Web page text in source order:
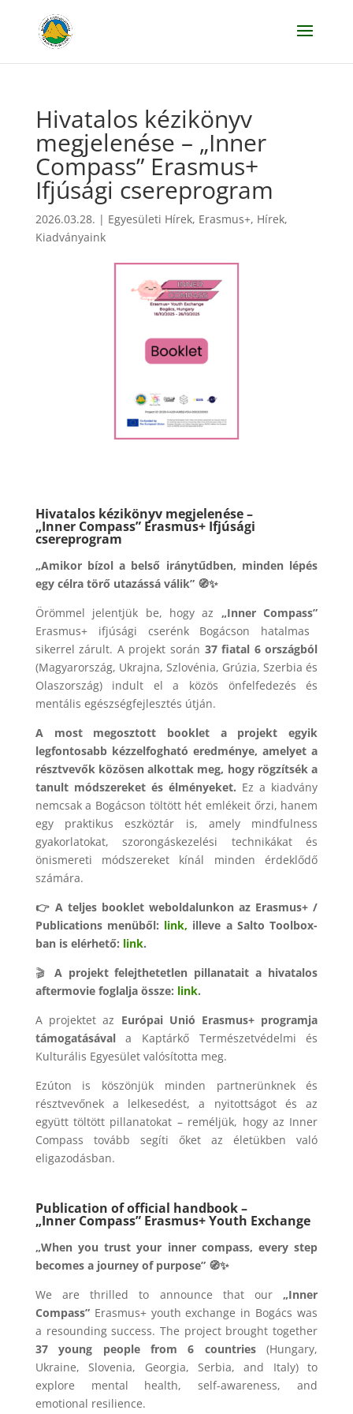
Hivatalos kézikönyv
megjelenése – „Inner
Compass” Erasmus+
Ifjúsági csereprogram
2026.03.28. | Egyesületi Hírek, Erasmus+, Hírek,
Kiadványaink
Hivatalos kézikönyv megjelenése –
„Inner Compass” Erasmus+ Ifjúsági
csereprogram
„Amikor bízol a belső iránytűdben, minden lépés
egy célra törő utazássá válik” 🧭✨
Örömmel jelentjük be, hogy az „Inner Compass”
Erasmus+ ifjúsági cserénk Bogácson hatalmas
sikerrel zárult. A projekt során 37 fiatal 6 országból
(Magyarország, Ukrajna, Szlovénia, Grúzia, Szerbia és
Olaszország) indult el a közös önfelfedezés és
mentális egészségfejlesztés útján.
A most megosztott booklet a projekt egyik
legfontosabb kézzelfogható eredménye, amelyet a
résztvevők közösen alkottak meg, hogy rögzítsék a
tanult módszereket és élményeket. Ez a kiadvány
nemcsak a Bogácson töltött hét emlékeit őrzi, hanem
egy praktikus eszköztár is, amely mindfulness
gyakorlatokat, szorongáskezelési technikákat és
önismereti módszereket kínál minden érdeklődő
számára.
👉 A teljes booklet weboldalunkon az Erasmus+ /
Publications menüből: link, illeve a Salto Toolbox-
ban is elérhető: link.
🎬 A projekt felejthetetlen pillanatait a hivatalos
aftermovie foglalja össze: link.
A projektet az Európai Unió Erasmus+ programja
támogatásávala Kaptárkő Természetvédelmi és
Kulturális Egyesület valósította meg.
Ezúton is köszönjük minden partnerünknek és
résztvevőnek a lelkesedést, a nyitottságot és az
együtt töltött pillanatokat – reméljük, hogy az Inner
Compass tovább segíti őket az életükben való
eligazodásban.
Publication of official handbook –
„Inner Compass” Erasmus+ Youth Exchange
„When you trust your inner compass, every step
becomes a journey of purpose” 🧭✨
We are thrilled to announce that our„Inner
Compass”Erasmus+ youth exchange in Bogács was
a resounding success. The project brought together
37 young people from 6 countries(Hungary,
Ukraine, Slovenia, Georgia, Serbia, and Italy) to
explore mental health, self-awareness, and
emotional resilience.